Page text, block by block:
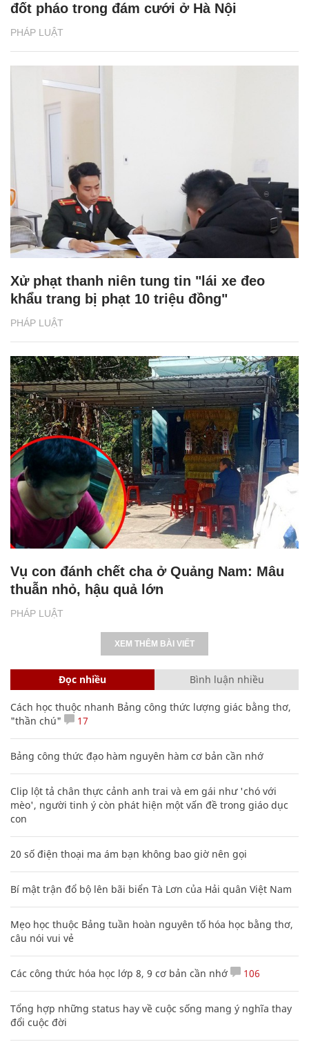
PHÁP LUẬT
đốt pháo trong đám cưới ở Hà Nội
PHÁP LUẬT
Xử phạt thanh niên tung tin "lái xe đeo
khẩu trang bị phạt 10 triệu đồng"
PHÁP LUẬT
Vụ con đánh chết cha ở Quảng Nam: Mâu
thuẫn nhỏ, hậu quả lớn
XEM THÊM BÀI VIẾT
Đọc nhiều Bình luận nhiều
Cách học thuộc nhanh Bảng công thức lượng giác bằng thơ,
"thần chú"
17
Bảng công thức đạo hàm nguyên hàm cơ bản cần nhớ
Clip lột tả chân thực cảnh anh trai và em gái như 'chó với
mèo', người tinh ý còn phát hiện một vấn đề trong giáo dục
con
20 số điện thoại ma ám bạn không bao giờ nên gọi
Bí mật trận đổ bộ lên bãi biển Tà Lơn của Hải quân Việt Nam
Mẹo học thuộc Bảng tuần hoàn nguyên tố hóa học bằng thơ,
câu nói vui vẻ
Các công thức hóa học lớp 8, 9 cơ bản cần nhớ 106
Tổng hợp những status hay về cuộc sống mang ý nghĩa thay
đổi cuộc đời